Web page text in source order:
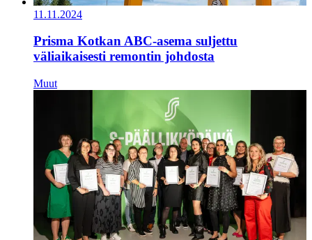
11.11.2024
Prisma Kotkan ABC-asema suljettu
väliaikaisesti remontin johdosta
Muut